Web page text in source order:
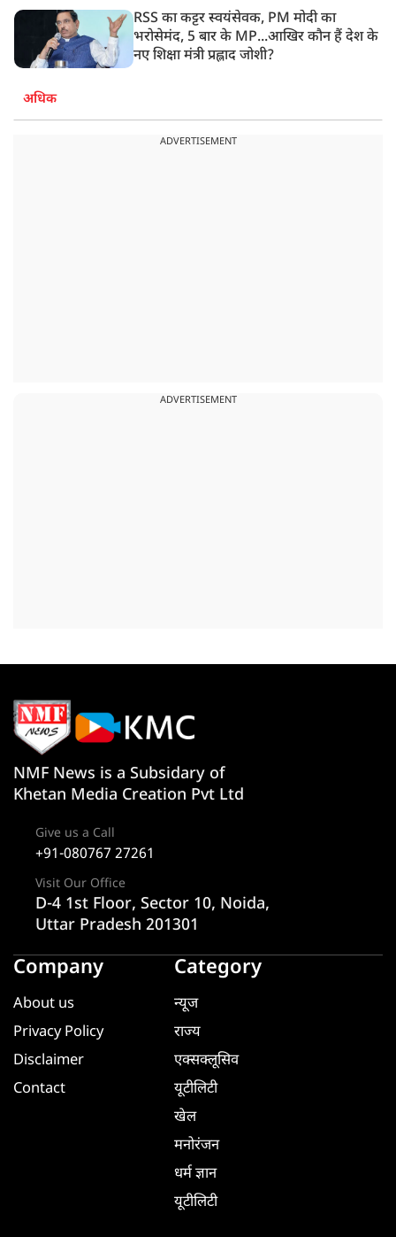
RSS का कट्टर स्वयंसेवक, PM मोदी का
भरोसेमंद, 5 बार के MP...आखिर कौन हैं देश के
नए शिक्षा मंत्री प्रह्लाद जोशी?
अधिक
ADVERTISEMENT
ADVERTISEMENT
NMF News is a Subsidary of
Khetan Media Creation Pvt Ltd
Give us a Call
+91-080767 27261
Visit Our Office
D-4 1st Floor, Sector 10, Noida,
Uttar Pradesh 201301
Company
About us
Privacy Policy
Disclaimer
Contact
Category
न्यूज
राज्य
एक्सक्लूसिव
यूटीलिटी
खेल
मनोरंजन
धर्म ज्ञान
यूटीलिटी